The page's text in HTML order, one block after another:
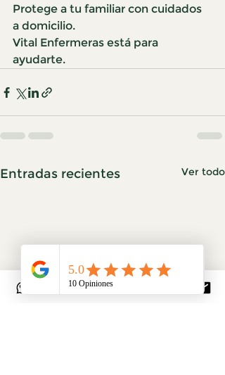
Protege a tu familiar con cuidados
a domicilio.
Vital Enfermeras está para
ayudarte.
Entradas recientes Ver todo